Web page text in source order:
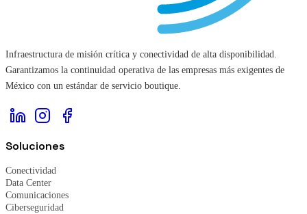
Infraestructura de misión crítica y conectividad de alta disponibilidad.
Garantizamos la continuidad operativa de las empresas más exigentes de
México con un estándar de servicio boutique.
Soluciones
Conectividad
Data Center
Comunicaciones
Ciberseguridad